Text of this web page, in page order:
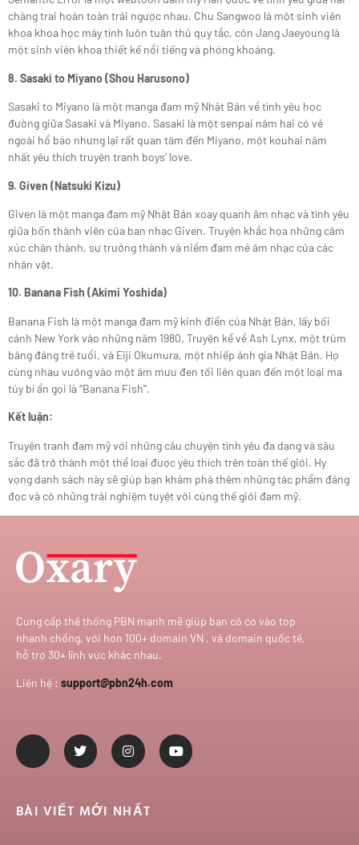
chàng trai hoàn toàn trái ngược nhau. Chu Sangwoo là một sinh viên
khoa khoa học máy tính luôn tuân thủ quy tắc, còn Jang Jaeyoung là
một sinh viên khoa thiết kế nổi tiếng và phóng khoáng.
8. Sasaki to Miyano (Shou Harusono)
Sasaki to Miyano là một manga đam mỹ Nhật Bản về tình yêu học
đường giữa Sasaki và Miyano. Sasaki là một senpai năm hai có vẻ
ngoài hổ báo nhưng lại rất quan tâm đến Miyano, một kouhai năm
nhất yêu thích truyện tranh boys’ love.
9. Given (Natsuki Kizu)
Given là một manga đam mỹ Nhật Bản xoay quanh âm nhạc và tình yêu
giữa bốn thành viên của ban nhạc Given. Truyện khắc họa những cảm
xúc chân thành, sự trưởng thành và niềm đam mê âm nhạc của các
nhân vật.
10. Banana Fish (Akimi Yoshida)
Banana Fish là một manga đam mỹ kinh điển của Nhật Bản, lấy bối
cảnh New York vào những năm 1980. Truyện kể về Ash Lynx, một trùm
băng đảng trẻ tuổi, và Eiji Okumura, một nhiếp ảnh gia Nhật Bản. Họ
cùng nhau vướng vào một âm mưu đen tối liên quan đến một loại ma
túy bí ẩn gọi là “Banana Fish”.
Kết luận:
Truyện tranh đam mỹ với những câu chuyện tình yêu đa dạng và sâu
sắc đã trở thành một thể loại được yêu thích trên toàn thế giới. Hy
vọng danh sách này sẽ giúp bạn khám phá thêm những tác phẩm đáng
đọc và có những trải nghiệm tuyệt vời cùng thế giới đam mỹ.
Cung cấp thệ thống PBN mạnh mẽ giúp bạn có cơ vào top
nhanh chống, với hơn 100+ domain VN , và domain quốc tế,
hỗ trợ 30+ lĩnh vực khác nhau.
Liên hệ : support@pbn24h.com
BÀI VIẾT MỚI NHẤT